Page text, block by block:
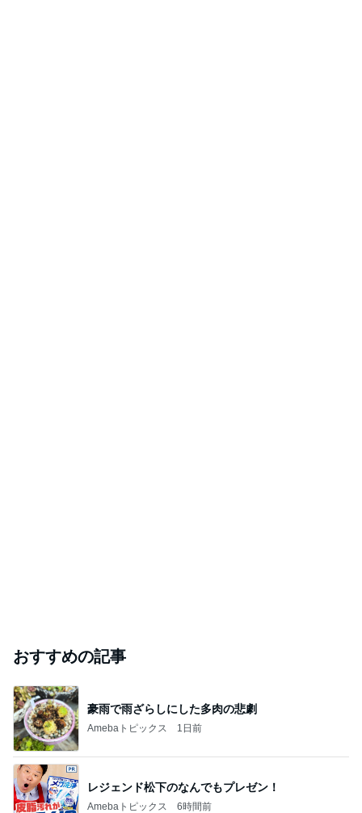
おすすめの記事
豪雨で雨ざらしにした多肉の悲劇
Amebaトピックス 1日前
レジェンド松下のなんでもプレゼン！
Amebaトピックス 6時間前